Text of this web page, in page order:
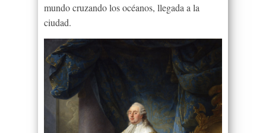
mundo cruzando los océanos, llegada a la
ciudad.